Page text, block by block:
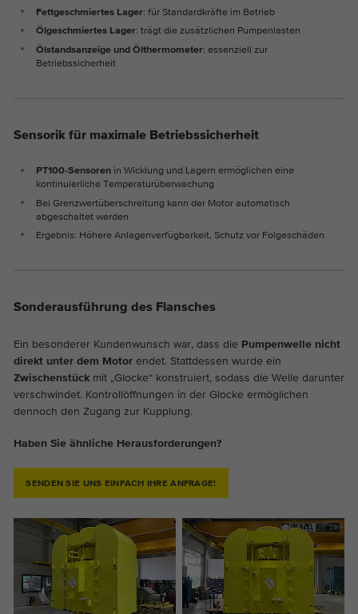
Fettgeschmiertes Lager: für Standardkräfte im Betrieb
Ölgeschmiertes Lager: trägt die zusätzlichen Pumpenlasten
Ölstandsanzeige und Ölthermometer: essenziell zur
Betriebssicherheit
Sensorik für maximale Betriebssicherheit
PT100-Sensoren in Wicklung und Lagern ermöglichen eine
kontinuierliche Temperaturüberwachung
Bei Grenzwertüberschreitung kann der Motor automatisch
abgeschaltet werden
Ergebnis: Höhere Anlagenverfügbarkeit, Schutz vor Folgeschäden
Sonderausführung des Flansches
Ein besonderer Kundenwunsch war, dass die Pumpenwelle nicht
direkt unter dem Motorendet. Stattdessen wurde ein
Zwischenstückmit „Glocke“ konstruiert, sodass die Welle darunter
verschwindet. Kontrollöffnungen in der Glocke ermöglichen
dennoch den Zugang zur Kupplung.
Haben Sie ähnliche Herausforderungen?
SENDEN SIE UNS EINFACH IHRE ANFRAGE!